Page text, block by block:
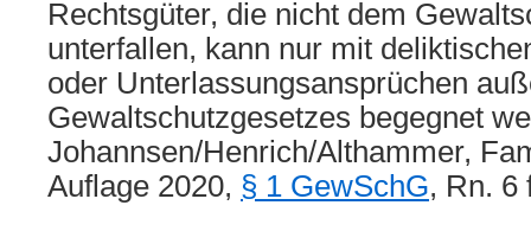
Rechtsgüter, die nicht dem
unterfallen, kann nur mit
oder Unterlassungsansprüchen
Gewaltschutzgesetzes begegnet
Johannsen/Henrich/Althammer,
Auflage 2020, § 1 GewSchG, Rn. 6